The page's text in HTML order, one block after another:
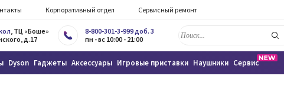
Корпоративный отдел Сервисный ремонт
, ТЦ «Боше»
д.17
8-800-301-3-999 доб. 3
пн - вс 10:00 - 21:00
Dyson Гаджеты Аксессуары Игровые приставки Наушники Сервис